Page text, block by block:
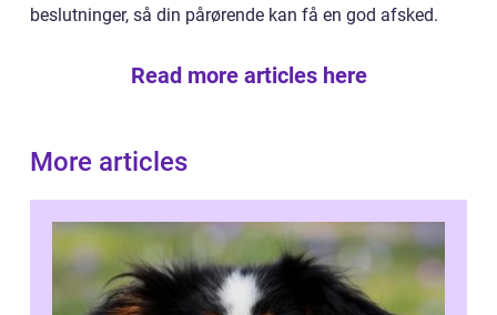
beslutninger, så din pårørende kan få en god afsked.
Read more articles here
More articles